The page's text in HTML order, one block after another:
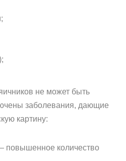
не может быть
заболевания, дающие
картину:
повышенное количество